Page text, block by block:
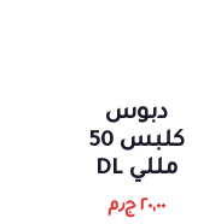
دبوس
كلبس 50
مللي DL
٢٠,٠٠ ج٫م